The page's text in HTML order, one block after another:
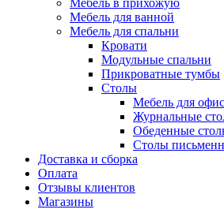
Мебель в прихожую
Мебель для ванной
Мебель для спальни
Кровати
Модульные спальни
Прикроватные тумбы
Столы
Мебель для
Журнальные
Обеденные
Столы
Доставка и сборка
Оплата
Отзывы клиентов
Магазины